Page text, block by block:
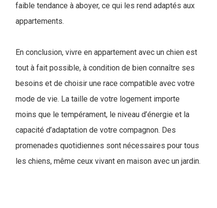
faible tendance à aboyer, ce qui les rend adaptés aux
appartements.
En conclusion, vivre en appartement avec un chien est
tout à fait possible, à condition de bien connaître ses
besoins et de choisir une race compatible avec votre
mode de vie. La taille de votre logement importe
moins que le tempérament, le niveau d’énergie et la
capacité d’adaptation de votre compagnon. Des
promenades quotidiennes sont nécessaires pour tous
les chiens, même ceux vivant en maison avec un jardin.